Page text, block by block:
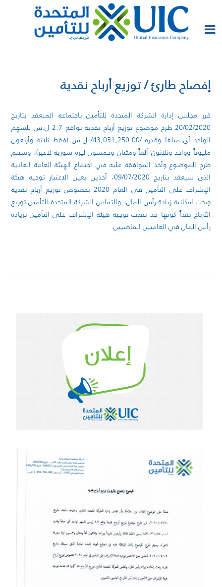
إفصاح طارئ / توزيع أرباح نقدية
قرر مجلس إدارة الشركة المتحدة للتأمين باجتماعه المنعقد بتاريخ
20/02/2020 طرح موضوع توزيع أرباح نقدية بواقع 2.7 ل.س للسهم
الواحد أي مبلغاً وقدره /43,031,250.00/ ل.س (فقط ثلاثة وأربعون
مليوناً وواحد وثلاثون ألفاً ومئتان وخمسون ليرة سورية لاغير)، وسيتم
طرح الموضوع وأخذ الموافقة عليه في اجتماع الهيئة العامة العادية
الذي سيعقد بتاريخ 09/07/2020، أخذين بعين الاعتبار توجيه هيئة
الإشراف على التأمين في العام 2020 بخصوص توزيع أرباح نقدية
وبحث إمكانية زيادة رأس المال، والتماس الشركة المتحدة للتأمين توزيع
الأرباح نقداً كونها قد نفذت توجيه هيئة الإشراف على التأمين بزيادة
رأس المال في العاميين الماضيين.